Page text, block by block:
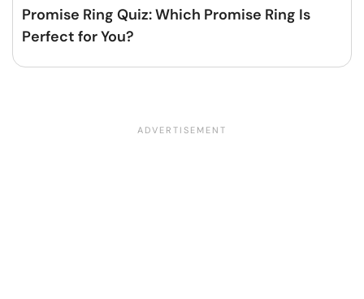
Promise Ring Quiz: Which Promise Ring Is
Perfect for You?